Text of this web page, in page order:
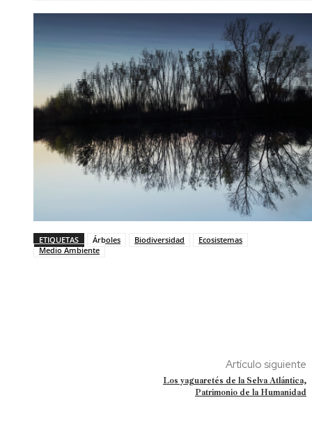
ETIQUETAS Árboles Biodiversidad
Ecosistemas
Medio Ambiente
Artículo siguiente
Los yaguaretés de la Selva Atlántica,
Patrimonio de la Humanidad